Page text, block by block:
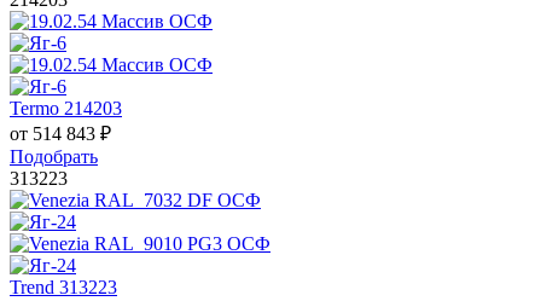
Termo 214203
от 514 843 ₽
Подобрать
313223
Trend 313223